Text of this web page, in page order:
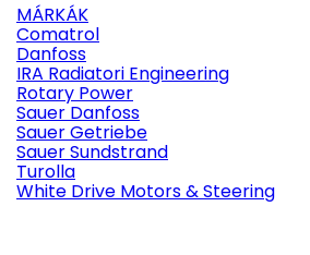
MÁRKÁK
Comatrol
Danfoss
IRA Radiatori Engineering
Rotary Power
Sauer Danfoss
Sauer Getriebe
Sauer Sundstrand
Turolla
White Drive Motors & Steering